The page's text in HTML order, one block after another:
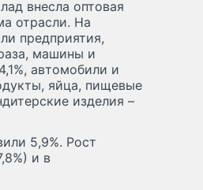
внесла оптовая
отрасли. На
предприятия,
машины и
автомобили и
яйца, пищевые
изделия –
5,9%. Рост
и в